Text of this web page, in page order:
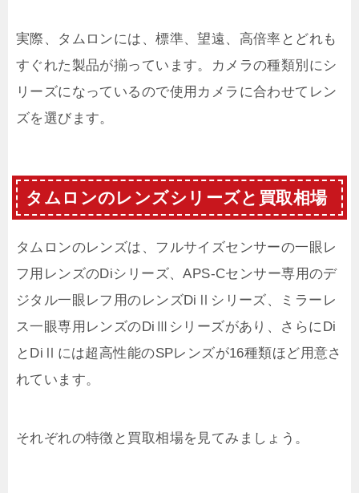
実際、タムロンには、標準、望遠、高倍率とどれも
すぐれた製品が揃っています。カメラの種類別にシ
リーズになっているので使用カメラに合わせてレン
ズを選びます。
タムロンのレンズシリーズと買取相場
タムロンのレンズは、フルサイズセンサーの一眼レ
フ用レンズのDiシリーズ、APS-Cセンサー専用のデ
ジタル一眼レフ用のレンズDiⅡシリーズ、ミラーレ
ス一眼専用レンズのDiⅢシリーズがあり、さらにDi
とDiⅡには超高性能のSPレンズが16種類ほど用意さ
れています。
それぞれの特徴と買取相場を見てみましょう。